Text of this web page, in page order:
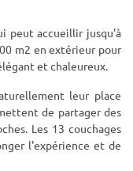
peut accueillir jusqu'à
m2 en extérieur pour
et chaleureux.
leur place
de partager des
Les 13 couchages
l'expérience et de